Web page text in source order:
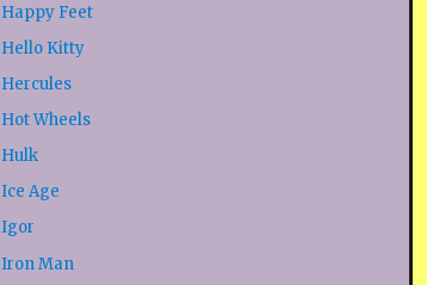
Happy Feet
Hello Kitty
Hercules
Hot Wheels
Hulk
Ice Age
Igor
Iron Man